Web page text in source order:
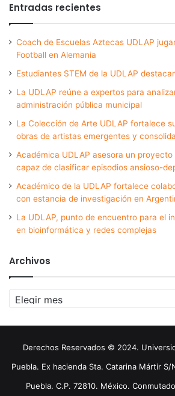
Entradas recientes
Coach de Escuelas Aztecas UDLAP
Football en Alemania
Estudiantes STEM de la UDLAP
La UDLAP reúne a expertos para
administración pública municipal
La Colección de Arte UDLAP fortalece
obras de artistas emergentes y
Académica UDLAP asesora un
capaz de clasificar episodios ansioso-
Académico de la UDLAP fortalece
con estancia de investigación en
La UDLAP, punto de encuentro para el
en bioinformática y redes complejas
Archivos
Archivos
Derechos Reservados © 2024.
Puebla. Ex hacienda Sta. Catarina Mártir S/
Puebla. C.P. 72810. México.